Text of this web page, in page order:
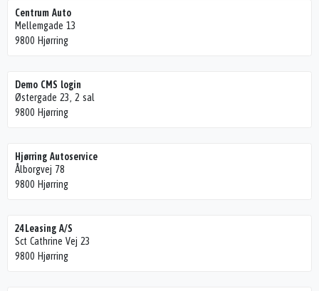
Centrum Auto
Mellemgade 13
9800 Hjørring
Demo CMS login
Østergade 23, 2 sal
9800 Hjørring
Hjørring Autoservice
Ålborgvej 78
9800 Hjørring
24Leasing A/S
Sct Cathrine Vej 23
9800 Hjørring